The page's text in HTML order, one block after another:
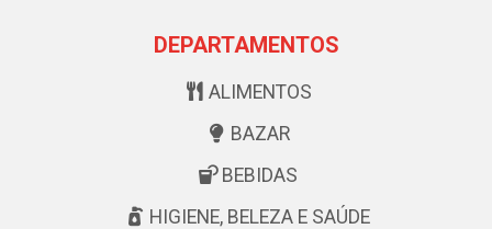
DEPARTAMENTOS
ALIMENTOS
BAZAR
BEBIDAS
HIGIENE, BELEZA E SAÚDE